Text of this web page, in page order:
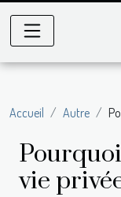
Accueil Autre
vie